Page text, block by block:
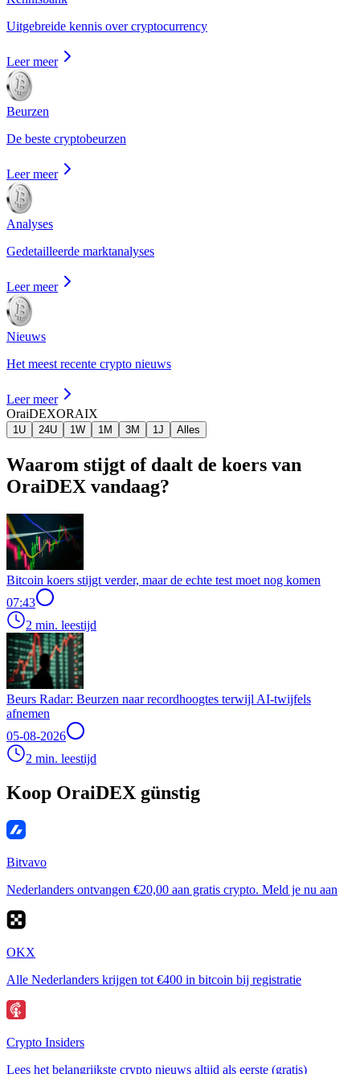
Uitgebreide kennis over cryptocurrency
Leer meer
Beurzen
De beste cryptobeurzen
Leer meer
Analyses
Gedetailleerde marktanalyses
Leer meer
Nieuws
Het meest recente crypto nieuws
Leer meer
OraiDEXORAIX
1U 24U 1W 1M 3M 1J Alles
Waarom stijgt of daalt de koers van
OraiDEX vandaag?
Bitcoin koers stijgt verder, maar de echte test moet nog komen
07:43
2 min. leestijd
Beurs Radar: Beurzen naar recordhoogtes terwijl AI-twijfels
afnemen
05-08-2026
2 min. leestijd
Koop OraiDEX günstig
Bitvavo
Nederlanders ontvangen €20,00 aan gratis crypto. Meld je nu aan
OKX
Alle Nederlanders krijgen tot €400 in bitcoin bij registratie
Crypto Insiders
Lees het belangrijkste crypto nieuws altijd als eerste (gratis)